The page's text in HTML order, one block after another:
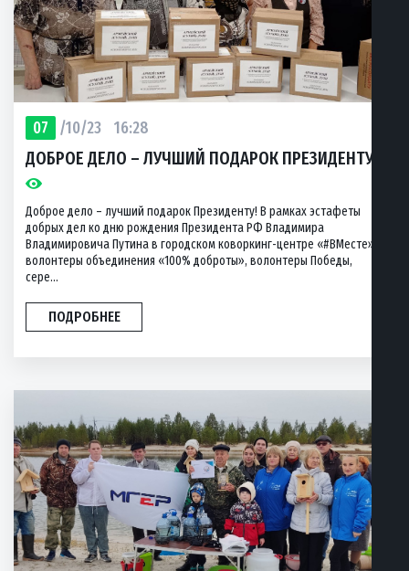
07 /10/23 16:28
ДОБРОЕ ДЕЛО – ЛУЧШИЙ ПОДАРОК ПРЕЗИДЕНТУ!
Доброе дело – лучший подарок Президенту! В рамках эстафеты
добрых дел ко дню рождения Президента РФ Владимира
Владимировича Путина в городском коворкинг-центре «#ВМесте»
волонтеры объединения «100% доброты», волонтеры Победы,
сере...
ПОДРОБНЕЕ